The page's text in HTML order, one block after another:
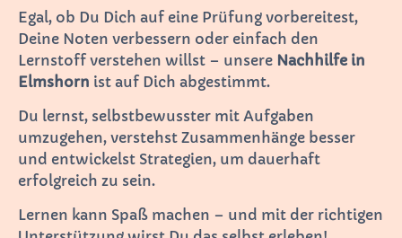
Egal, ob Du Dich auf eine Prüfung vorbereitest,
Deine Noten verbessern oder einfach den
Lernstoff verstehen willst – unsere Nachhilfe in
Elmshorn ist auf Dich abgestimmt.
Du lernst, selbstbewusster mit Aufgaben
umzugehen, verstehst Zusammenhänge besser
und entwickelst Strategien, um dauerhaft
erfolgreich zu sein.
Lernen kann Spaß machen – und mit der richtigen